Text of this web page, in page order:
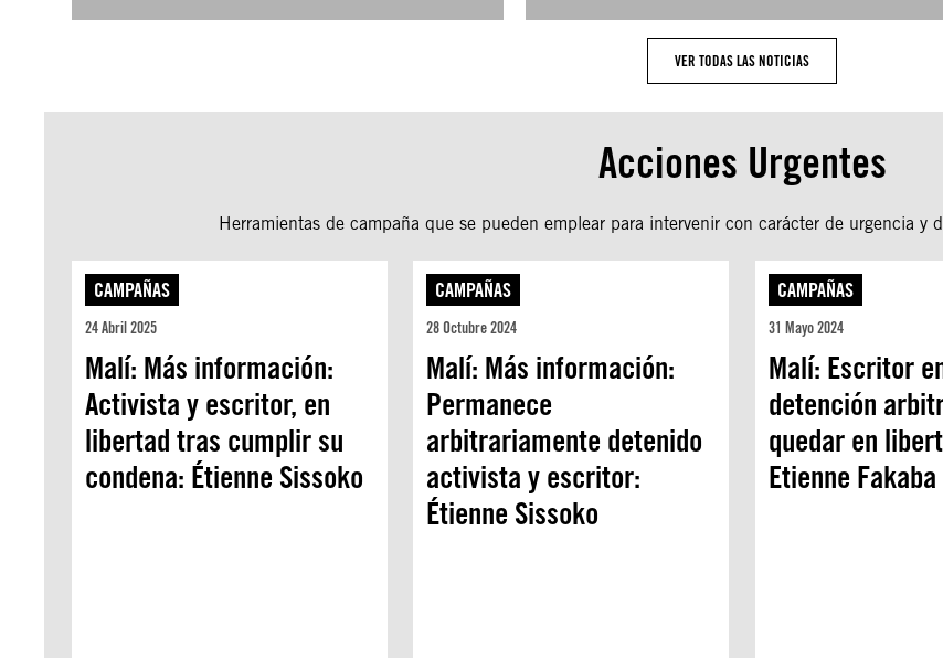
VER TODAS LAS NOTICIAS
Acciones Urgentes
Herramientas de campaña que se pueden emplear para intervenir con carácter de urgencia y
CAMPAÑAS
24 Abril 2025
Malí: Más información:
Activista y escritor, en
libertad tras cumplir su
condena: Étienne Sissoko
CAMPAÑAS
28 Octubre 2024
Malí: Más información:
Permanece
arbitrariamente detenido
activista y escritor:
Étienne Sissoko
CAMPAÑAS
31 Mayo 2024
Malí: Escritor
detención
quedar en
Etienne